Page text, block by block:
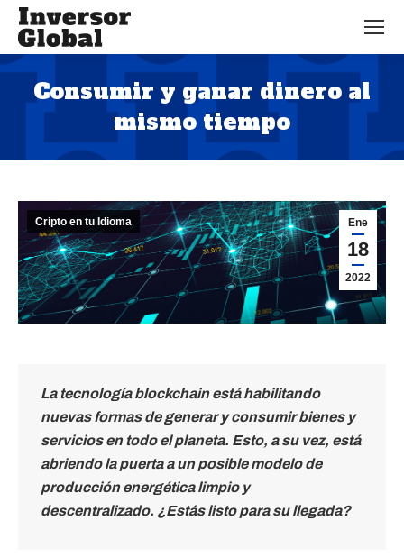
Consumir y ganar dinero al
mismo tiempo
Estás aquí:
Ene
18
2022
Cripto en tu Idioma
La tecnología blockchain está habilitando
nuevas formas de generar y consumir bienes y
servicios en todo el planeta. Esto, a su vez, está
abriendo la puerta a un posible modelo de
producción energética limpio y
descentralizado. ¿Estás listo para su llegada?